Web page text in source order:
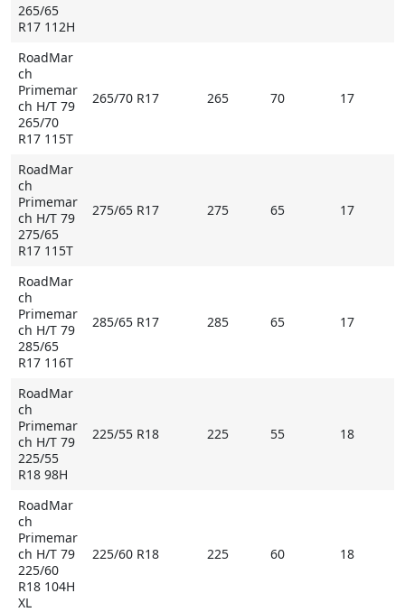
265/65
R17 112H
RoadMar
ch
Primemar
ch H/T 79
265/70
R17 115T
265/70 R17 265 70 17
RoadMar
ch
Primemar
ch H/T 79
275/65
R17 115T
275/65 R17 275 65 17
RoadMar
ch
Primemar
ch H/T 79
285/65
R17 116T
285/65 R17 285 65 17
RoadMar
ch
Primemar
ch H/T 79
225/55
R18 98H
225/55 R18 225 55 18
RoadMar
ch
Primemar
ch H/T 79
225/60
R18 104H
XL
225/60 R18 225 60 18